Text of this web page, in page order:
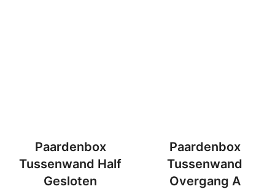
Paardenbox
Tussenwand Half
Gesloten
Paardenbox
Tussenwand
Overgang A